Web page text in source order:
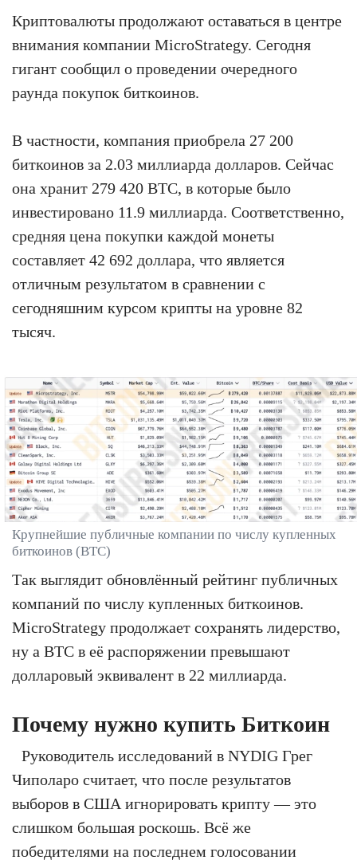
Криптовалюты продолжают оставаться в центре
внимания компании MicroStrategy. Сегодня
гигант сообщил о проведении очередного
раунда покупок биткоинов.
В частности, компания приобрела 27 200
биткоинов за 2.03 миллиарда долларов. Сейчас
она хранит 279 420 BTC, в которые было
инвестировано 11.9 миллиарда. Соответственно,
средняя цена покупки каждой монеты
составляет 42 692 доллара, что является
отличным результатом в сравнении с
сегодняшним курсом крипты на уровне 82
тысяч.
Крупнейшие публичные компании по числу купленных
биткоинов (BTC)
Так выглядит обновлённый рейтинг публичных
компаний по числу купленных биткоинов.
MicroStrategy продолжает сохранять лидерство,
ну а BTC в её распоряжении превышают
долларовый эквивалент в 22 миллиарда.
Почему нужно купить Биткоин
Руководитель исследований в NYDIG Грег
Чиполаро считает, что после результатов
выборов в США игнорировать крипту — это
слишком большая роскошь. Всё же
победителями на последнем голосовании